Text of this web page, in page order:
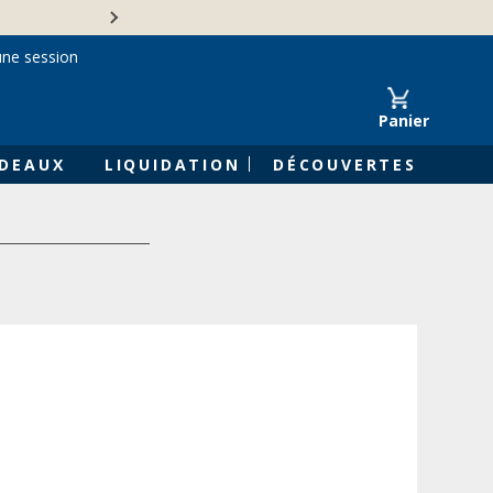
Panier
LIQUIDATION DÉCOUVERTES
session